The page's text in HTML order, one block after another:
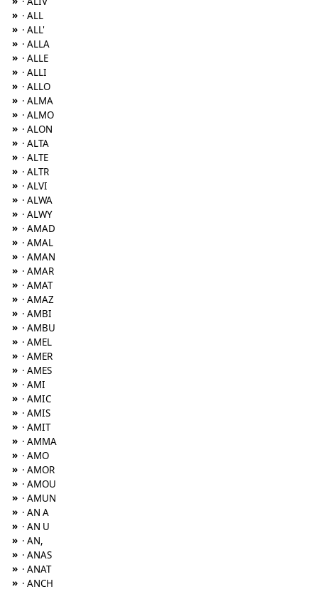
» · ALL
» · ALL'
» · ALLA
» · ALLE
» · ALLI
» · ALLO
» · ALMA
» · ALMO
» · ALON
» · ALTA
» · ALTE
» · ALTR
» · ALVI
» · ALWA
» · ALWY
» · AMAD
» · AMAL
» · AMAN
» · AMAR
» · AMAT
» · AMAZ
» · AMBI
» · AMBU
» · AMEL
» · AMER
» · AMES
» · AMI
» · AMIC
» · AMIS
» · AMIT
» · AMMA
» · AMO
» · AMOR
» · AMOU
» · AMUN
» · AN A
» · AN U
» · AN,
» · ANAS
» · ANAT
» · ANCH